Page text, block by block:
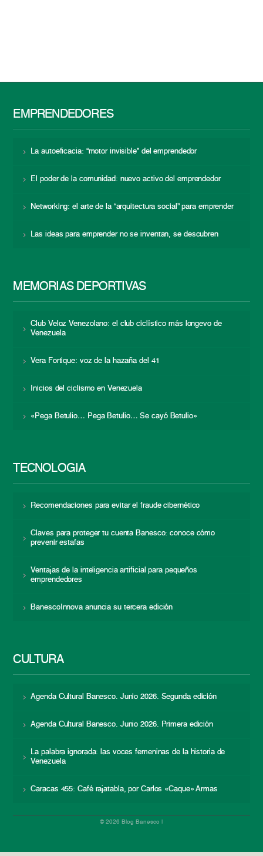
EMPRENDEDORES
La autoeficacia: “motor invisible” del emprendedor
El poder de la comunidad: nuevo activo del emprendedor
Networking: el arte de la “arquitectura social” para emprender
Las ideas para emprender no se inventan, se descubren
MEMORIAS DEPORTIVAS
Club Veloz Venezolano: el club ciclístico más longevo de
Venezuela
Vera Fortique: voz de la hazaña del 41
Inicios del ciclismo en Venezuela
«Pega Betulio… Pega Betulio… Se cayó Betulio»
TECNOLOGÍA
Recomendaciones para evitar el fraude cibernético
Claves para proteger tu cuenta Banesco: conoce cómo
prevenir estafas
Ventajas de la inteligencia artificial para pequeños
emprendedores
BanescoInnova anuncia su tercera edición
CULTURA
Agenda Cultural Banesco. Junio 2026. Segunda edición
Agenda Cultural Banesco. Junio 2026. Primera edición
La palabra ignorada: las voces femeninas de la historia de
Venezuela
Caracas 455: Café rajatabla, por Carlos «Caque» Armas
© 2026 Blog Banesco |